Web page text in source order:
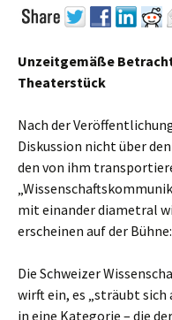
Unzeitgemäße
Theaterstück
Nach der
Diskussion nicht über
den von ihm
mit einander diametral
erscheinen auf der Bühne:
Die Schweizer
wirft ein, es „sträubt
in eine Kategorie – die